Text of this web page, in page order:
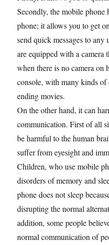
Secondly, the mobile phone
phone; it allows you to get
send quick messages to any
are equipped with a camera
when there is no camera on
console, with many kinds of
ending movies.
On the other hand, it can
communication. First of all
be harmful to the human
suffer from eyesight and
Children, who use mobile
disorders of memory and
phone does not sleep
disrupting the normal
addition, some people
normal communication of